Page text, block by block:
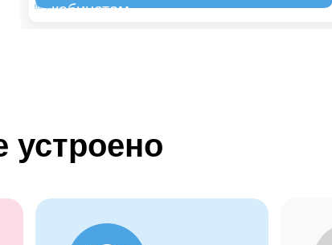
кабинетом
устроено